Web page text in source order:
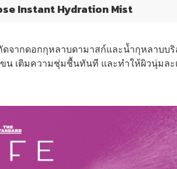
Instant Hydration Mist
จากดอกกุหลาบดามาสก์และน้ำกุหลาบบ
น เติมความชุ่มชื้นทันที และทำให้ผิวนุ่มล